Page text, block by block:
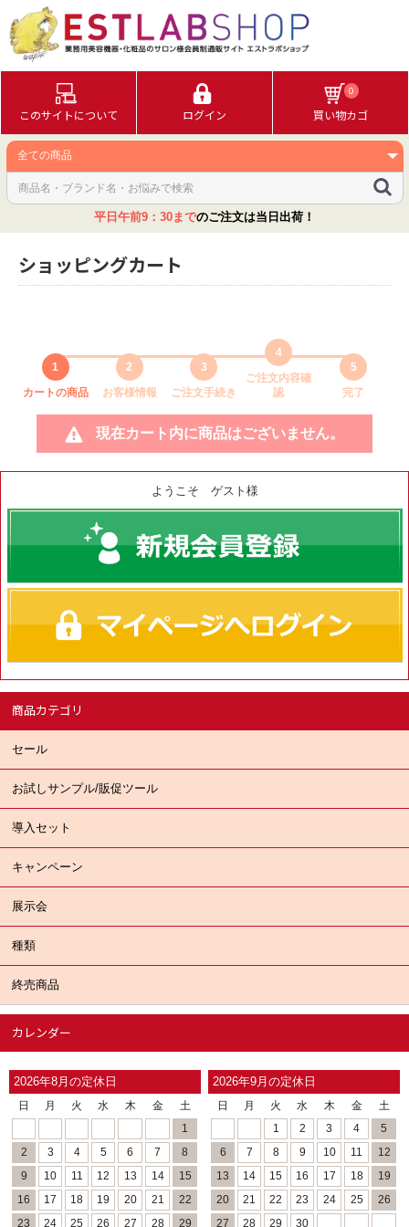
このサイトについて ログイン
0
買い物カゴ
平日午前9：30までのご注文は当日出荷！
ようこそ ゲスト様
商品カテゴリ
セール
お試しサンプル/販促ツール
導入セット
キャンペーン
展示会
種類
終売商品
カレンダー
2026年8月の定休日
日 月 火 水 木 金
土
1
2
3 4 5 6 7
8
9
10 11 12 13 14
15
16
17 18 19 20 21
22
23
24 25 26 27 28 29
2026年9月の定休日
日 月 火 水 木 金
土
1
2 3 4
5
6
7 8 9 10 11
12
13
14 15 16 17 18
19
20
21 22 23 24 25
26
27
28 29 30
ショッピングカート
1
カートの商品
2
お客様情報
3
ご注文手続き
4
ご注文内容確
認
5
完了
現在カート内に商品はございません。